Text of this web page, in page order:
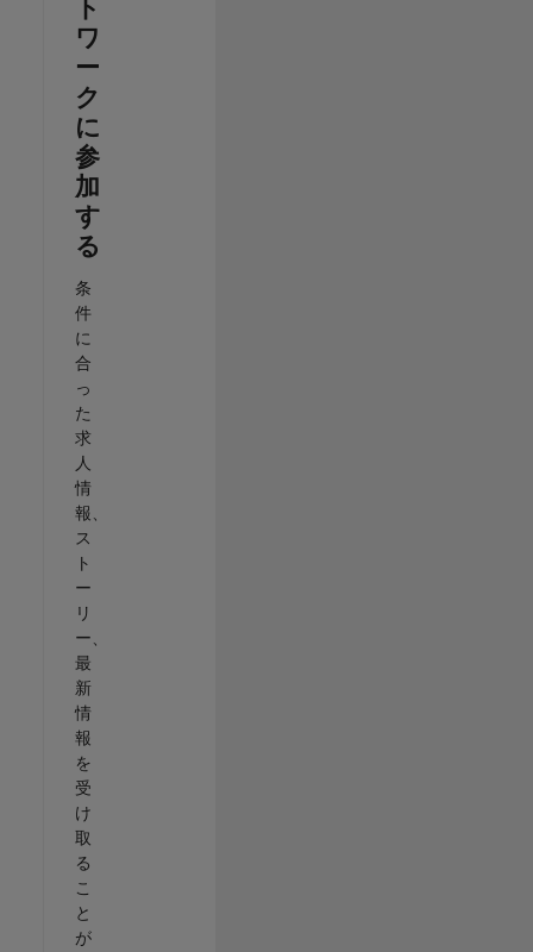
ト
ワ
ー
ク
に
参
加
す
る
条
件
に
合
っ
た
求
人
情
報、
ス
ト
ー
リ
ー、
最
新
情
報
を
受
け
取
る
こ
と
が